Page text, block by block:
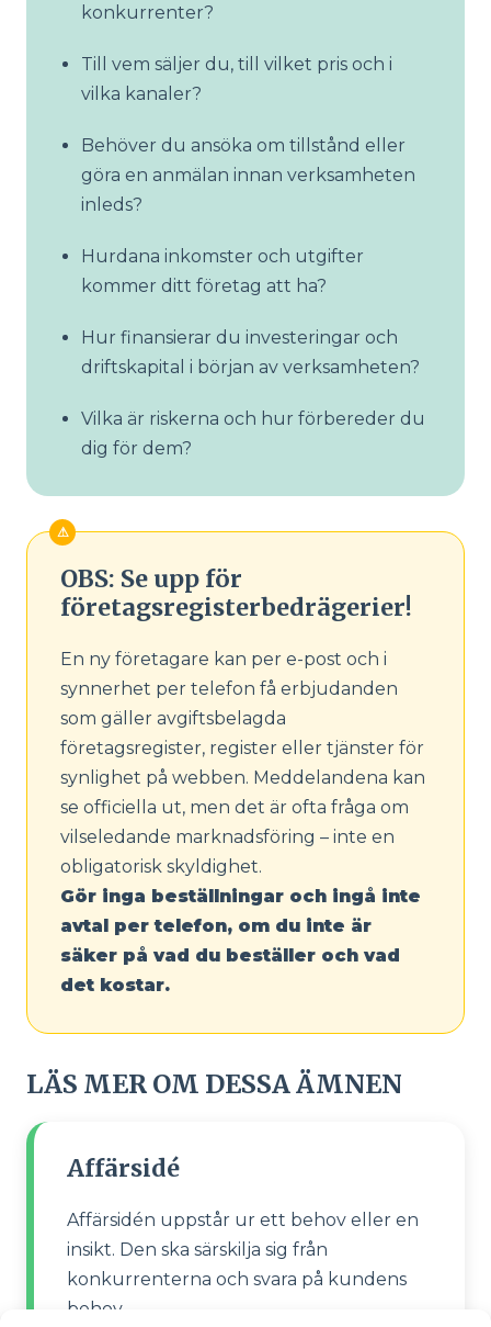
konkurrenter?
Till vem säljer du, till vilket pris och i
vilka kanaler?
Behöver du ansöka om tillstånd eller
göra en anmälan innan verksamheten
inleds?
Hurdana inkomster och utgifter
kommer ditt företag att ha?
Hur finansierar du investeringar och
driftskapital i början av verksamheten?
Vilka är riskerna och hur förbereder du
dig för dem?
OBS: Se upp för
företagsregisterbedrägerier!
En ny företagare kan per e-post och i
synnerhet per telefon få erbjudanden
som gäller avgiftsbelagda
företagsregister, register eller tjänster för
synlighet på webben. Meddelandena kan
se officiella ut, men det är ofta fråga om
vilseledande marknadsföring – inte en
obligatorisk skyldighet.
Gör inga beställningar och ingå inte
avtal per telefon, om du inte är
säker på vad du beställer och vad
det kostar.
LÄS MER OM DESSA ÄMNEN
Affärsidé
Affärsidén uppstår ur ett behov eller en
insikt. Den ska särskilja sig från
konkurrenterna och svara på kundens
behov.